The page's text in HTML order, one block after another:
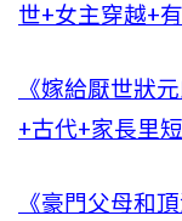
世+女主穿越+
《嫁給厭世狀
+古代+家長里
《豪門父母和